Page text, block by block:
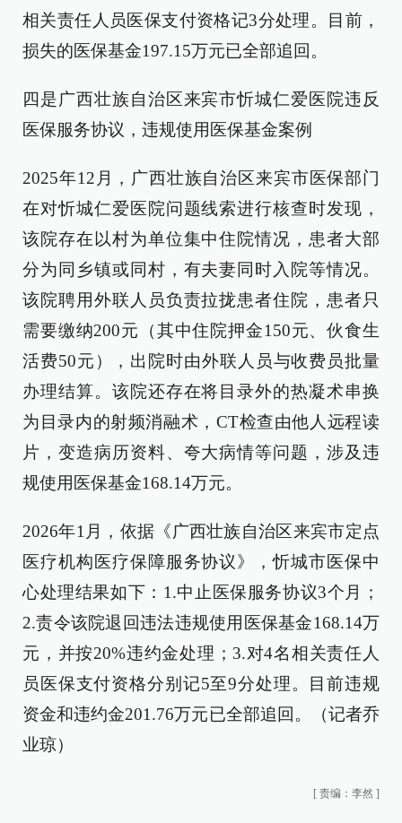
相关责任人员医保支付资格记3分处理。目前，
损失的医保基金197.15万元已全部追回。
四是广西壮族自治区来宾市忻城仁爱医院违反
医保服务协议，违规使用医保基金案例
2025年12月，广西壮族自治区来宾市医保部门
在对忻城仁爱医院问题线索进行核查时发现，
该院存在以村为单位集中住院情况，患者大部
分为同乡镇或同村，有夫妻同时入院等情况。
该院聘用外联人员负责拉拢患者住院，患者只
需要缴纳200元（其中住院押金150元、伙食生
活费50元），出院时由外联人员与收费员批量
办理结算。该院还存在将目录外的热凝术串换
为目录内的射频消融术，CT检查由他人远程读
片，变造病历资料、夸大病情等问题，涉及违
规使用医保基金168.14万元。
2026年1月，依据《广西壮族自治区来宾市定点
医疗机构医疗保障服务协议》，忻城市医保中
心处理结果如下：1.中止医保服务协议3个月；
2.责令该院退回违法违规使用医保基金168.14万
元，并按20%违约金处理；3.对4名相关责任人
员医保支付资格分别记5至9分处理。目前违规
资金和违约金201.76万元已全部追回。（记者乔
业琼）
[ 责编：李然 ]